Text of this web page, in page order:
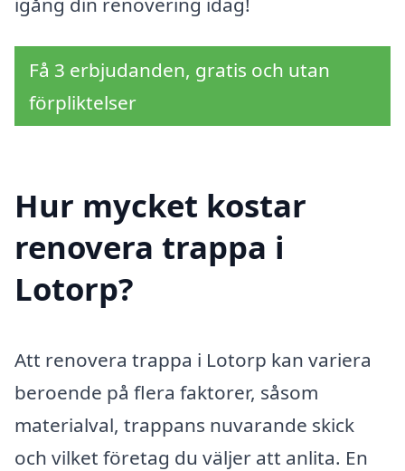
Få 3 erbjudanden, gratis och utan
förpliktelser
Hur mycket kostar
renovera trappa i
Lotorp?
Att renovera trappa i Lotorp kan variera
beroende på flera faktorer, såsom
materialval, trappans nuvarande skick
och vilket företag du väljer att anlita. En